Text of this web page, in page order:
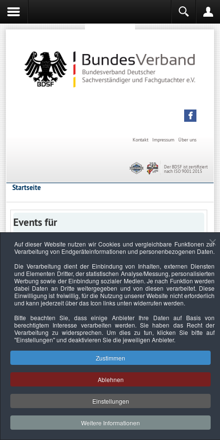
Über uns
Impressum
Kontakt
Der BDSF ist zertifiziert
nach ISO 9001:2015
Startseite
Events für
Keine Termine
Datenschutzerklärung Urheberrechtsnachweise Nachhaltigkeit
Copyright © 2026. Bundesverband Deutscher
Sachverständiger und Fachgutachter e.V..
Auf dieser Website nutzen wir Cookies und vergleichbare Funktionen zur
Verarbeitung von Endgeräteinformationen und personenbezogenen Daten.
Die Verarbeitung dient der Einbindung von Inhalten, externen Diensten
und Elementen Dritter, der statistischen Analyse/Messung, personalisierten
Werbung sowie der Einbindung sozialer Medien. Je nach Funktion werden
dabei Daten an Dritte weitergegeben und von diesen verarbeitet. Diese
Einwilligung ist freiwillig, für die Nutzung unserer Website nicht erforderlich
und kann jederzeit über das Icon links unten widerrufen werden.
Bitte beachten Sie, dass einige Anbieter Ihre Daten auf Basis von
berechtigtem Interesse verarbeiten werden. Sie haben das Recht der
Verarbeitung zu widersprechen. Um dies zu tun, klicken Sie bitte auf
"Einstellungen"und deaktivieren Sie die jeweiligen Anbieter.
Zustimmen
Ablehnen
Einstellungen
Weitere Informationen